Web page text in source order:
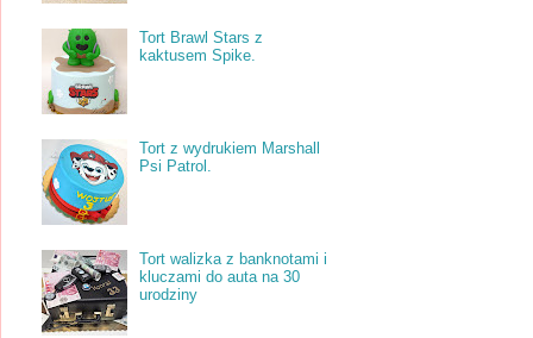
Tort Brawl Stars z
kaktusem Spike.
Tort z wydrukiem Marshall
Psi Patrol.
Tort walizka z banknotami i
kluczami do auta na 30
urodziny